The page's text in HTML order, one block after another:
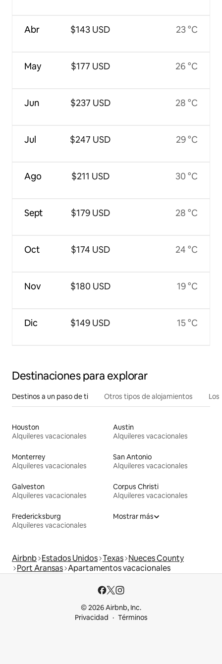
Abr
May
Jun
Jul
Ago
Sept
Oct
Nov
Dic
$143 USD
$177 USD
$237 USD
$247 USD
$211 USD
$179 USD
$174 USD
$180 USD
$149 USD
23 °C
26 °C
28 °C
29 °C
30 °C
28 °C
24 °C
19 °C
15 °C
Destinaciones para explorar
Destinos a un paso de ti Otros tipos de alojamientos
Houston
Alquileres vacacionales
Austin
Alquileres vacacionales
Monterrey
Alquileres vacacionales
San Antonio
Alquileres vacacionales
Galveston
Alquileres vacacionales
Corpus Christi
Alquileres vacacionales
Fredericksburg
Alquileres vacacionales
Mostrar más
Airbnb Estados Unidos Texas Nueces County
Port Aransas Apartamentos vacacionales
© 2026 Airbnb, Inc.
Privacidad
Términos